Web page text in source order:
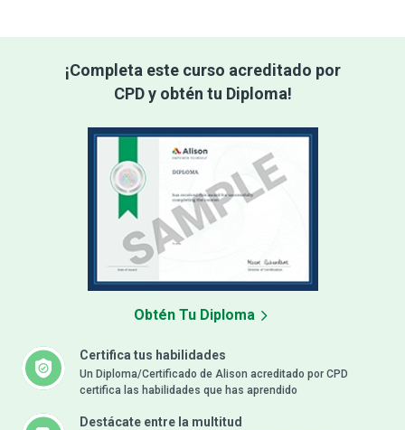
¡Completa este curso acreditado por
CPD y obtén tu Diploma!
Certifica tus habilidades
Un Diploma/Certificado de Alison acreditado por CPD
certifica las habilidades que has aprendido
Destácate entre la multitud
Obtén Tu Diploma